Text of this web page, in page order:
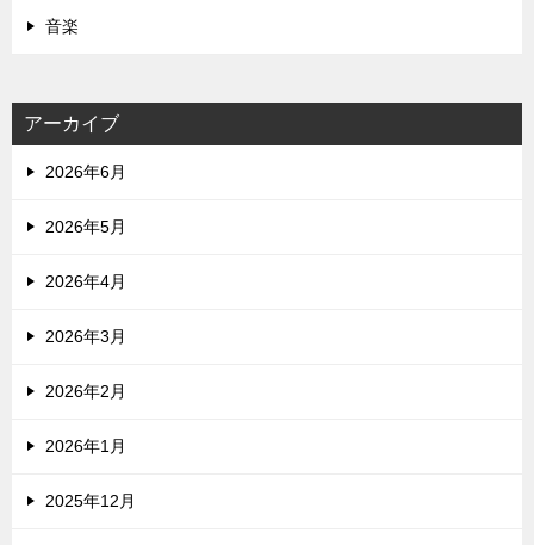
音楽
アーカイブ
2026年6月
2026年5月
2026年4月
2026年3月
2026年2月
2026年1月
2025年12月